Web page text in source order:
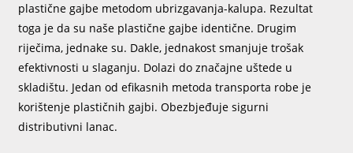
plastične gajbe metodom ubrizgavanja-kalupa. Rezultat
toga je da su naše plastične gajbe identične. Drugim
riječima, jednake su. Dakle, jednakost smanjuje trošak
efektivnosti u slaganju. Dolazi do značajne uštede u
skladištu. Jedan od efikasnih metoda transporta robe je
korištenje plastičnih gajbi. Obezbjeđuje sigurni
distributivni lanac.